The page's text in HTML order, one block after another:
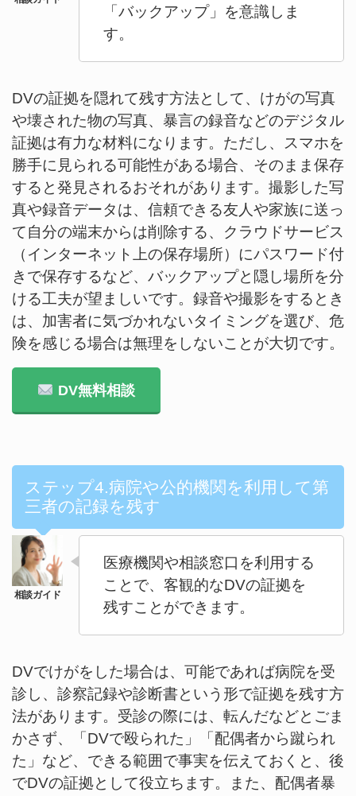
「バックアップ」を意識しま
す。
DVの証拠を隠れて残す方法として、けがの写真
や壊された物の写真、暴言の録音などのデジタル
証拠は有力な材料になります。ただし、スマホを
勝手に見られる可能性がある場合、そのまま保存
すると発見されるおそれがあります。撮影した写
真や録音データは、信頼できる友人や家族に送っ
て自分の端末からは削除する、クラウドサービス
（インターネット上の保存場所）にパスワード付
きで保存するなど、バックアップと隠し場所を分
ける工夫が望ましいです。録音や撮影をするとき
は、加害者に気づかれないタイミングを選び、危
険を感じる場合は無理をしないことが大切です。
DV無料相談
ステップ4.病院や公的機関を利用して第
三者の記録を残す
医療機関や相談窓口を利用する
ことで、客観的なDVの証拠を
残すことができます。
DVでけがをした場合は、可能であれば病院を受
診し、診察記録や診断書という形で証拠を残す方
法があります。受診の際には、転んだなどとごま
かさず、「DVで殴られた」「配偶者から蹴られ
た」など、できる範囲で事実を伝えておくと、後
でDVの証拠として役立ちます。また、配偶者暴